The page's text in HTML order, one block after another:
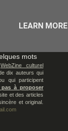
mots
WebZine culturel
dix auteurs qui
qui participent
pas à proposer
et des articles
et original.
LEARN MORE